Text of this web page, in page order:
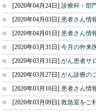
[2020年04月24日] 診療科・部
[2020年04月03日] 患者さん情
[2020年04月01日] 患者さん情
[2020年03月31日] 今月の外来
[2020年03月31日] がん患者サ
[2020年03月27日] がん診療の
[2020年03月10日] 患者さん情
[2020年03月09日] 救急室をご